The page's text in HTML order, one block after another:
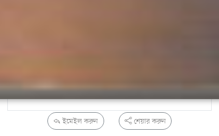
ইমেইল করুন শেয়ার করুন